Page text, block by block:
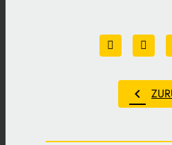
chevron_left